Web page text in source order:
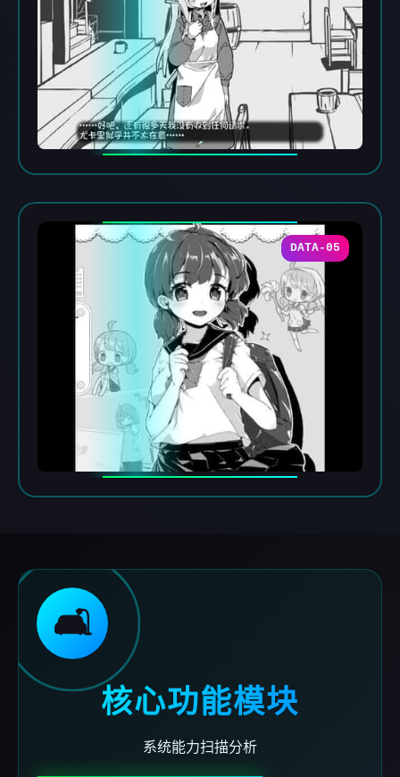
DATA-05
🛋️
核心功能模块
系统能力扫描分析